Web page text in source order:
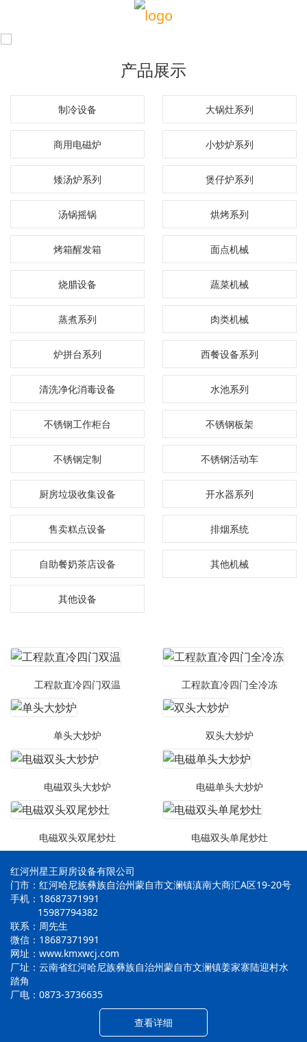
产品展示
制冷设备 大锅灶系列
商用电磁炉 小炒炉系列
矮汤炉系列 煲仔炉系列
汤锅摇锅 烘烤系列
烤箱醒发箱 面点机械
烧腊设备 蔬菜机械
蒸煮系列 肉类机械
炉拼台系列 西餐设备系列
清洗净化消毒设备 水池系列
不锈钢工作柜台 不锈钢板架
不锈钢定制 不锈钢活动车
厨房垃圾收集设备 开水器系列
售卖糕点设备 排烟系统
自助餐奶茶店设备 其他机械
其他设备
工程款直冷四门双温 工程款直冷四门全冷冻
单头大炒炉 双头大炒炉
电磁双头大炒炉 电磁单头大炒炉
电磁双头双尾炒灶 电磁双头单尾炒灶
红河州星王厨房设备有限公司
门市：红河哈尼族彝族自治州蒙自市文澜镇滇南大商汇A区19-20号
手机：18687371991
15987794382
联系：周先生
微信：18687371991
网址：www.kmxwcj.com
厂址：云南省红河哈尼族彝族自治州蒙自市文澜镇姜家寨陆迎村水
踏角
厂电：0873-3736635
查看详细